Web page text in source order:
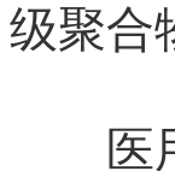
级聚合
医用